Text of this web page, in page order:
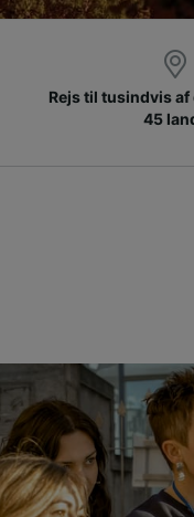
Rejs til tusindvis
45